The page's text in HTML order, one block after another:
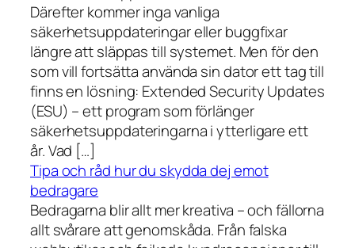
Därefter kommer inga vanliga
säkerhetsuppdateringar eller buggfixar
längre att släppas till systemet. Men för den
som vill fortsätta använda sin dator ett tag till
finns en lösning: Extended Security Updates
(ESU) – ett program som förlänger
säkerhetsuppdateringarna i ytterligare ett
år. Vad […]
Tipa och råd hur du skydda dej emot
bedragare
Bedragarna blir allt mer kreativa – och fällorna
allt svårare att genomskåda. Från falska